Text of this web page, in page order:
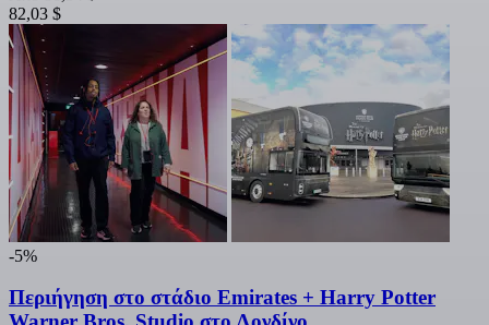
82,03 $
-5%
Περιήγηση στο στάδιο Emirates + Harry Potter